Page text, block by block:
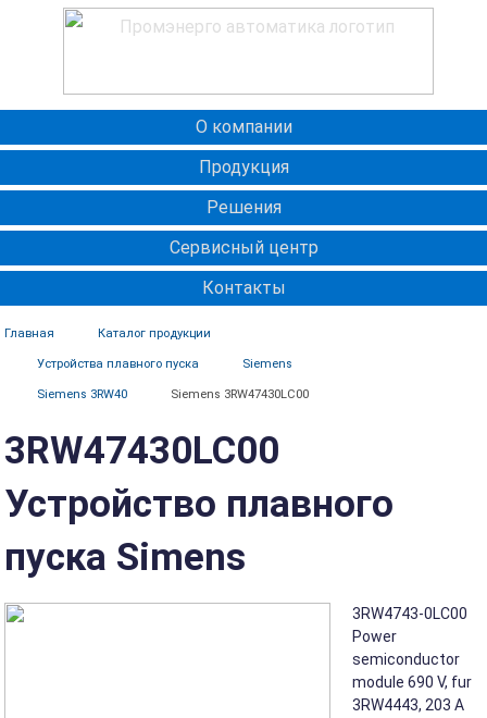
О компании
Продукция
Решения
Сервисный центр
Контакты
Главная Каталог продукции
Устройства плавного пуска Siemens
Siemens 3RW40 Siemens 3RW47430LC00
3RW47430LC00
Устройство плавного
пуска Simens
3RW4743-0LC00
Power
semiconductor
module 690 V, fur
3RW4443, 203 A